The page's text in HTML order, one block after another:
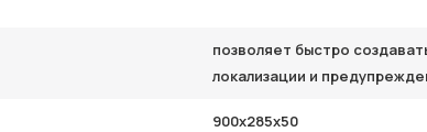
позволяет быстро
локализации и
900х285х50